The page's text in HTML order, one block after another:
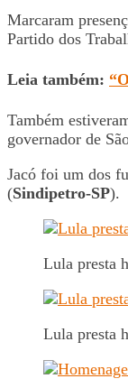
Marcaram
Partido dos
Leia também:
Também
governador de
Jacó foi um dos
(Sindipetro-SP).
Lula presta
Lula presta